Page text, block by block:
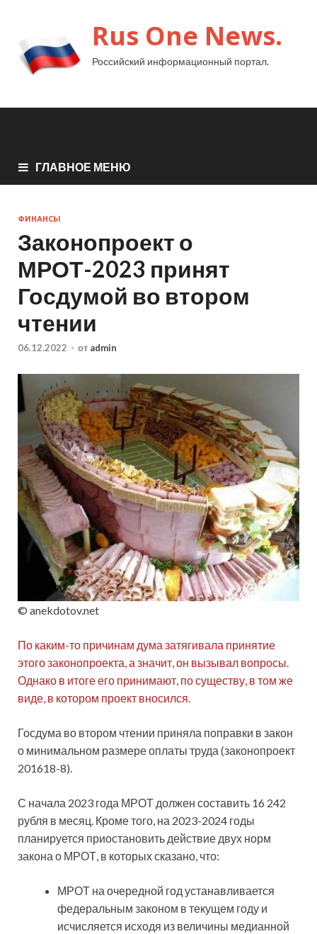
Rus One News.
Российский информационный портал.
ГЛАВНОЕ МЕНЮ
ФИНАНСЫ
Законопроект о
МРОТ-2023 принят
Госдумой во втором
чтении
06.12.2022 - от admin
© anekdotov.net
По каким-то причинам дума затягивала принятие
этого законопроекта, а значит, он вызывал вопросы.
Однако в итоге его принимают, по существу, в том же
виде, в котором проект вносился.
Госдума во втором чтении приняла поправки в закон
о минимальном размере оплаты труда (законопроект
201618-8).
С начала 2023 года МРОТ должен составить 16 242
рубля в месяц. Кроме того, на 2023-2024 годы
планируется приостановить действие двух норм
закона о МРОТ, в которых сказано, что:
МРОТ на очередной год устанавливается
федеральным законом в текущем году и
исчисляется исходя из величины медианной